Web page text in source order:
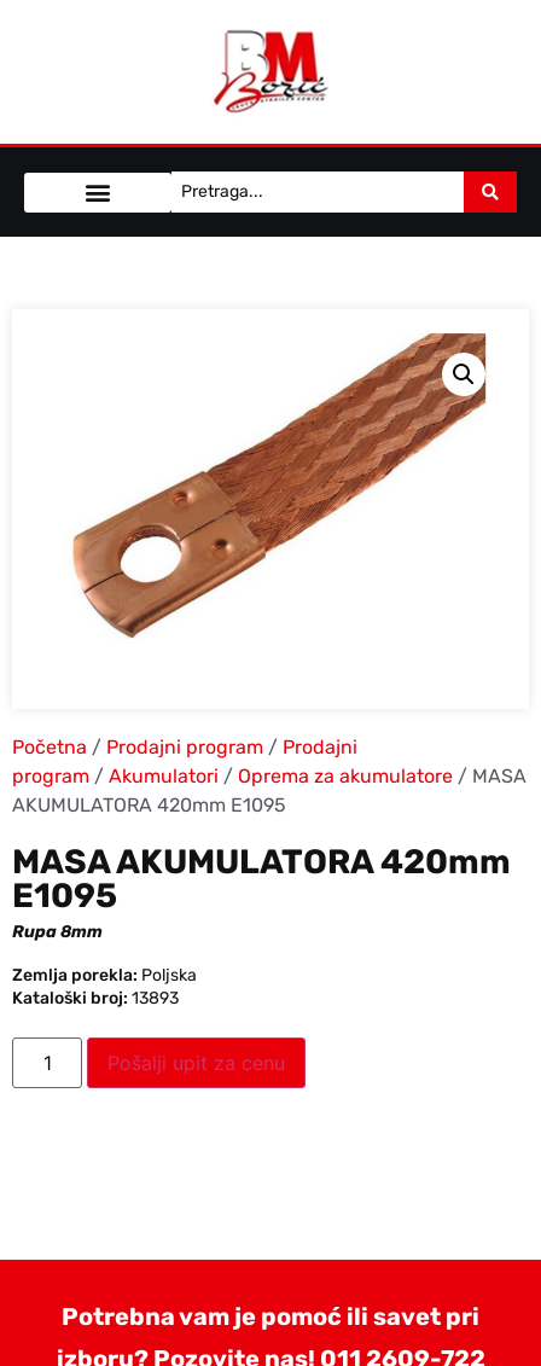
Početna / Prodajni program / Prodajni
program / Akumulatori / Oprema za akumulatore / MASA
AKUMULATORA 420mm E1095
MASA AKUMULATORA 420mm
E1095
Rupa 8mm
Zemlja porekla: Poljska
Kataloški broj: 13893
Pošalji upit za cenu
Potrebna vam je pomoć ili savet pri
izboru? Pozovite nas! 011 2609-722